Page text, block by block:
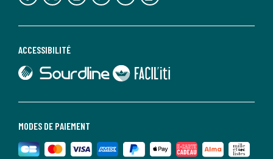
MODES DE PAIEMENT
ACCESSIBILITÉ
lien vers Sourdline
lien vers Faciliti